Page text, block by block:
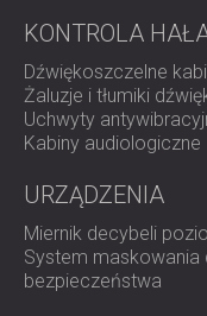
PANELE
ZDROWIA
KONTROLA
Dźwiękoszczelne
Żaluzje i tłumiki
Uchwyty
Kabiny audiologiczne
URZĄDZENIA
Miernik decybeli
System maskowania
bezpieczeństwa